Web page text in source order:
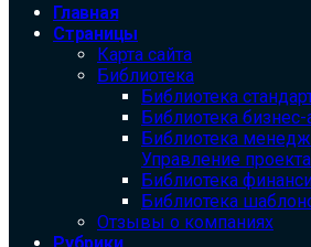
Главная
Страницы
Карта сайта
Библиотека
Библиотека
Библиотека бизнес-
Библиотека
Управление
Библиотека
Библиотека
Отзывы о компаниях